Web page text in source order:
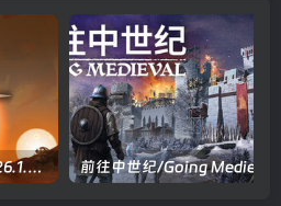
寅体纪元/Epoch Cycle v26.1.4|模拟经营|容量4.6GB|官方中文版